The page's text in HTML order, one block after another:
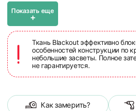
Показать еще
+
Ткань Blackout эффективно
особенностей конструкции по
небольшие засветы. Полное
не гарантируется.
Как замерить?